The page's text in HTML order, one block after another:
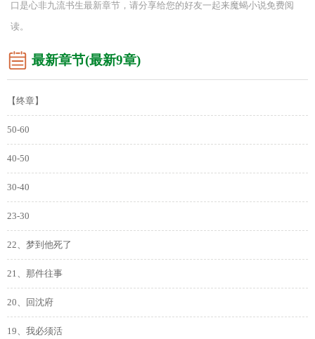
口是心非九流书生最新章节，请分享给您的好友一起来魔蝎小说免费阅
读。
最新章节(最新9章)
【终章】
50-60
40-50
30-40
23-30
22、梦到他死了
21、那件往事
20、回沈府
19、我必须活